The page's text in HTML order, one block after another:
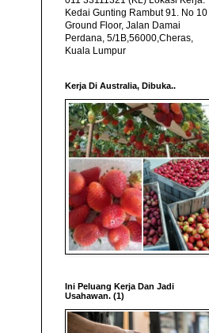
Kedai Gunting Rambut 91. No 10
Ground Floor, Jalan Damai
Perdana, 5/1B,56000,Cheras,
Kuala Lumpur
Kerja Di Australia, Dibuka..
Ini Peluang Kerja Dan Jadi
Usahawan. (1)